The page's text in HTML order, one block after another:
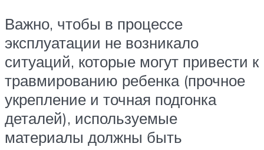
Важно, чтобы в процессе
эксплуатации не возникало
ситуаций, которые могут привести к
травмированию ребенка (прочное
укрепление и точная подгонка
деталей), используемые
материалы должны быть